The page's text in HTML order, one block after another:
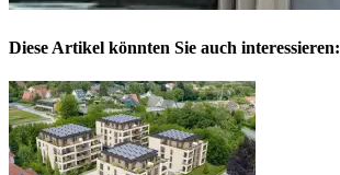
Diese Artikel könnten Sie auch interessieren: